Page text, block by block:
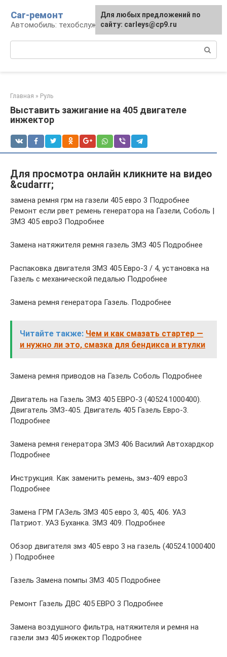
контенту
Car-ремонт
Автомобиль: техобслуживание и ремонт
Главная » Руль
Выставить зажигание на 405 двигателе
инжектор
Для просмотра онлайн кликните на видео
&cudarrr;
замена ремня грм на газели 405 евро 3 Подробнее
Ремонт если рвет ремень генератора на Газели, Соболь |
ЗМЗ 405 евро3 Подробнее
Замена натяжителя ремня газель ЗМЗ 405 Подробнее
Распаковка двигателя ЗМЗ 405 Евро-3 / 4, установка на
Газель с механической педалью Подробнее
Замена ремня генератора Газель. Подробнее
Читайте также: Чем и как смазать стартер —
и нужно ли это, смазка для бендикса и втулки
Замена ремня приводов на Газель Соболь Подробнее
Двигатель на Газель ЗМЗ 405 ЕВРО-3 (40524.1000400).
Двигатель ЗМЗ-405. Двигатель 405 Газель Евро-3.
Подробнее
Замена ремня генератора ЗМЗ 406 Василий Автохардкор
Подробнее
Инструкция. Как заменить ремень, змз-409 евро3
Подробнее
Замена ГРМ ГАЗель ЗМЗ 405 евро 3, 405, 406. УАЗ
Патриот. УАЗ Буханка. ЗМЗ 409. Подробнее
Обзор двигателя змз 405 евро 3 на газель (40524.1000400
) Подробнее
Газель Замена помпы ЗМЗ 405 Подробнее
Ремонт Газель ДВС 405 ЕВРО 3 Подробнее
Замена воздушного фильтра, натяжителя и ремня на
газели змз 405 инжектор Подробнее
Для любых предложений по
сайту: carleys@cp9.ru